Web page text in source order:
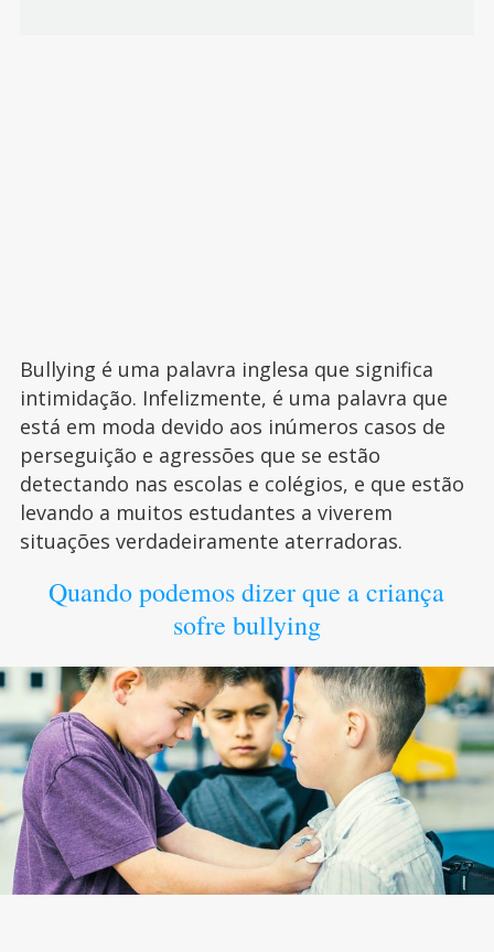
Bullying é uma palavra inglesa que significa
intimidação. Infelizmente, é uma palavra que
está em moda devido aos inúmeros casos de
perseguição e agressões que se estão
detectando nas escolas e colégios, e que estão
levando a muitos estudantes a viverem
situações verdadeiramente aterradoras.
Quando podemos dizer que a criança
sofre bullying